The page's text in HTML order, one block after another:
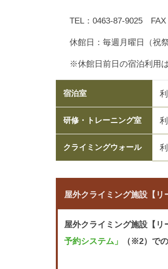
TEL：0463-87-9025
休館日：毎週月曜日（祝
※休館日前日の宿泊利用
宿泊室
研修・トレーニング室
クライミングウォール
屋外クライミング施設【
屋外クライミング施設【
予約システム」
（※2）で